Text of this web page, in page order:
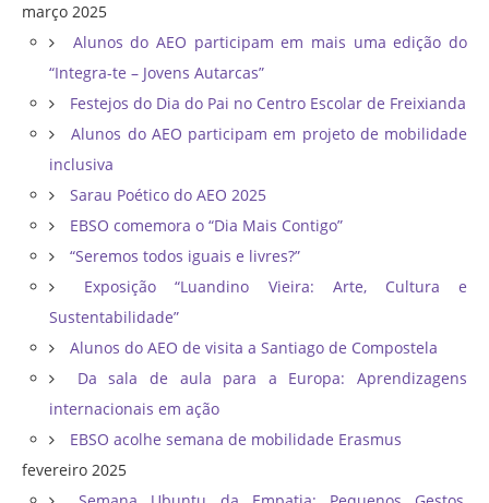
março 2025
Alunos do AEO participam em mais uma edição do
“Integra-te – Jovens Autarcas”
Festejos do Dia do Pai no Centro Escolar de Freixianda
Alunos do AEO participam em projeto de mobilidade
inclusiva
Sarau Poético do AEO 2025
EBSO comemora o “Dia Mais Contigo”
“Seremos todos iguais e livres?”
Exposição “Luandino Vieira: Arte, Cultura e
Sustentabilidade”
Alunos do AEO de visita a Santiago de Compostela
Da sala de aula para a Europa: Aprendizagens
internacionais em ação
EBSO acolhe semana de mobilidade Erasmus
fevereiro 2025